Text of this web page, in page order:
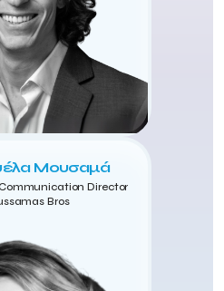
Μουσαμά
Director
Bros